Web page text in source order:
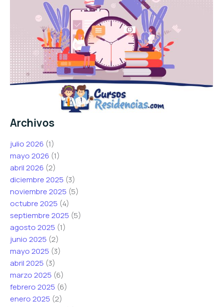
Archivos
julio 2026 (1)
mayo 2026 (1)
abril 2026 (2)
diciembre 2025 (3)
noviembre 2025 (5)
octubre 2025 (4)
septiembre 2025 (5)
agosto 2025 (1)
junio 2025 (2)
mayo 2025 (3)
abril 2025 (3)
marzo 2025 (6)
febrero 2025 (6)
enero 2025 (2)